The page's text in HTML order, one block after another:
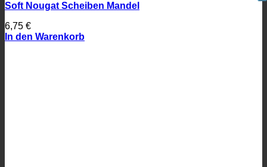
Soft Nougat Scheiben Mandel
6,75 €
In den Warenkorb